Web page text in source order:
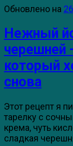
Обновлено на
Нежный
черешней
который
снова
Этот рецепт я
тарелку с
крема, чуть
сладкая